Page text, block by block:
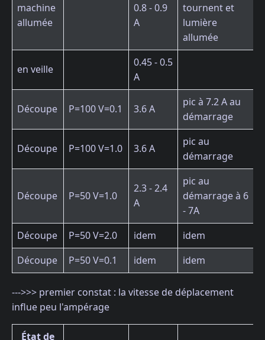
machine
allumée
0.8 - 0.9
A
tournent et
lumière
allumée
en veille
0.45 - 0.5
A
Découpe P=100 V=0.1 3.6 A
pic à 7.2 A au
démarrage
Découpe P=100 V=1.0 3.6 A
pic au
démarrage
Découpe P=50 V=1.0
2.3 - 2.4
A
pic au
démarrage à 6
- 7A
Découpe
P=50 V=2.0 idem
idem
Découpe
P=50 V=0.1 idem idem
--->>> premier constat : la vitesse de déplacement
influe peu l'ampérage
État de